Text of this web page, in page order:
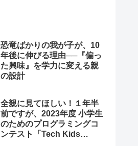
恐竜ばかりの我が子が、10
年後に伸びる理由──『偏っ
た興味』を学力に変える親
の設計
全親に見てほしい！１年半
前ですが、2023年度 小学生
のためのプログラミングコ
ンテスト「Tech Kids